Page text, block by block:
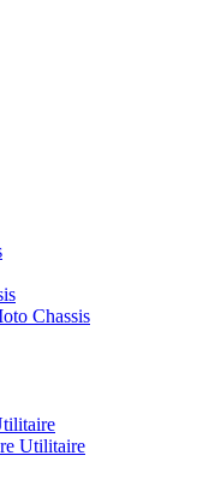
Chassis
Utilitaire